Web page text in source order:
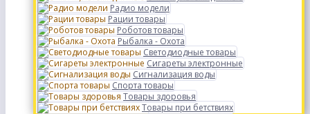
Радио модели
Рации товары
Роботов товары
Рыбалка - Охота
Светодиодные товары
Сигареты электронные
Сигнализация воды
Спорта товары
Товары здоровья
Товары при бетствиях